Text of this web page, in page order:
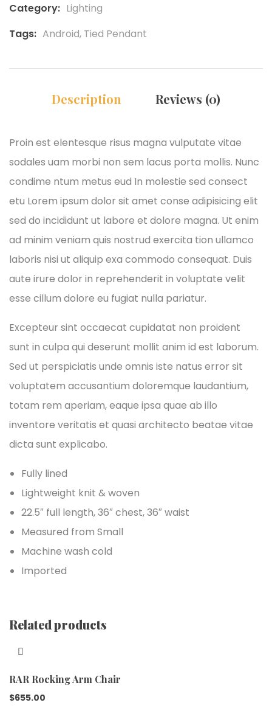
Category: Lighting
Tags: Android, Tied Pendant
Description Reviews (0)
Proin est elentesque risus magna vulputate vitae
sodales uam morbi non sem lacus porta mollis. Nunc
condime ntum metus eud In molestie sed consect
etu Lorem ipsum dolor sit amet conse adipisicing elit
sed do incididunt ut labore et dolore magna. Ut enim
ad minim veniam quis nostrud exercita tion ullamco
laboris nisi ut aliquip exa commodo consequat. Duis
aute irure dolor in reprehenderit in voluptate velit
esse cillum dolore eu fugiat nulla pariatur.
Excepteur sint occaecat cupidatat non proident
sunt in culpa qui deserunt mollit anim id est laborum.
Sed ut perspiciatis unde omnis iste natus error sit
voluptatem accusantium doloremque laudantium,
totam rem aperiam, eaque ipsa quae ab illo
inventore veritatis et quasi architecto beatae vitae
dicta sunt explicabo.
Fully lined
Lightweight knit & woven
22.5″ full length, 36″ chest, 36″ waist
Measured from Small
Machine wash cold
Imported
Related products
RAR Rocking Arm Chair
$655.00